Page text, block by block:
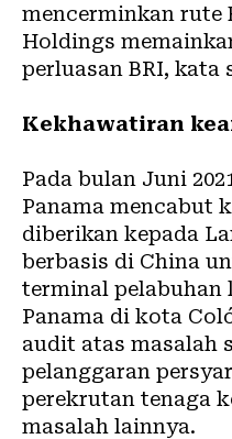
mencerminkan rute
Holdings
perluasan BRI, kata
Kekhawatiran
Pada bulan Juni
Panama mencabut
diberikan kepada
berbasis di China
terminal pelabuhan
Panama di kota
audit atas masalah
pelanggaran
perekrutan tenaga
masalah lainnya.